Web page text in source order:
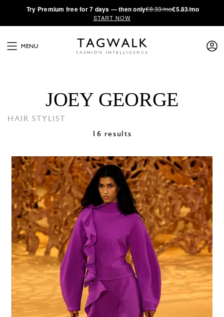
·Try Premium free for 7 days — then only€8.33/mo€5.83/mo
START NOW
MENU
JOEY GEORGE
HAIR STYLIST
16 results